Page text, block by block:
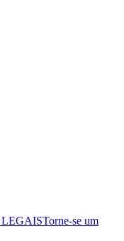
LEGAISTorne-se um